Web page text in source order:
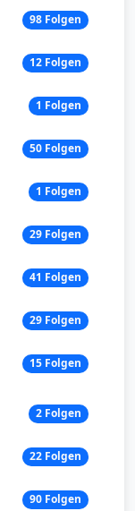
98 Folgen
12 Folgen
1 Folgen
50 Folgen
1 Folgen
29 Folgen
41 Folgen
29 Folgen
15 Folgen
2 Folgen
22 Folgen
90 Folgen